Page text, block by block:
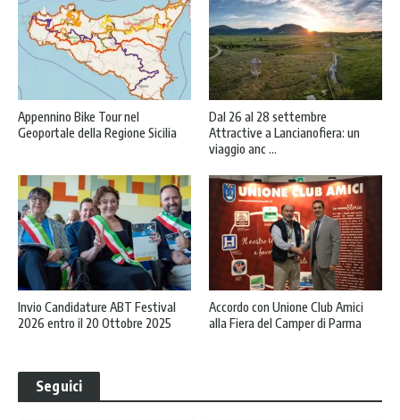
Appennino Bike Tour nel
Geoportale della Regione Sicilia
Dal 26 al 28 settembre
Attractive a Lancianofiera: un
viaggio anc ...
Invio Candidature ABT Festival
2026 entro il 20 Ottobre 2025
Accordo con Unione Club Amici
alla Fiera del Camper di Parma
Seguici